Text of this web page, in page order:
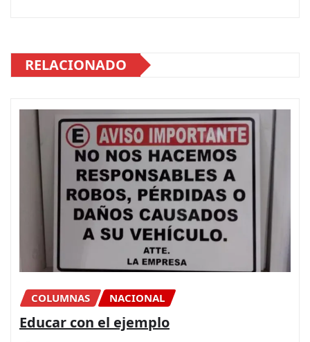
RELACIONADO
COLUMNAS NACIONAL
Educar con el ejemplo